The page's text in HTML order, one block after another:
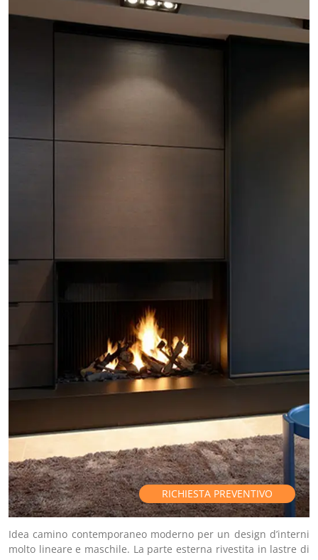
RICHIESTA PREVENTIVO
Idea camino contemporaneo moderno per un design d’interni
molto lineare e maschile. La parte esterna rivestita in lastre di